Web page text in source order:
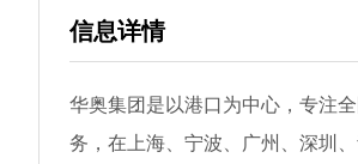
信息详情
华奥集团是以港口为中心，专注
务，在上海、宁波、广州、深圳